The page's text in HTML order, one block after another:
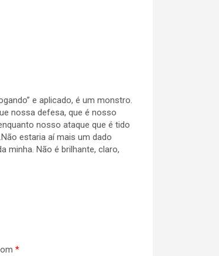
e aplicado, é um monstro.
nossa defesa, que é nosso
nosso ataque que é tido
estaria aí mais um dado
minha. Não é brilhante, claro,
*